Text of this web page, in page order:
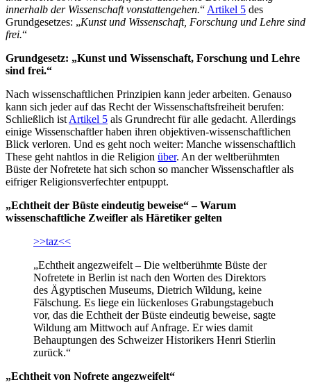
innerhalb der Wissenschaft vonstattengehen.“ Artikel 5 des
Grundgesetzes: „Kunst und Wissenschaft, Forschung und Lehre sind
frei.“
Grundgesetz: „Kunst und Wissenschaft, Forschung und Lehre
sind frei.“
Nach wissenschaftlichen Prinzipien kann jeder arbeiten. Genauso
kann sich jeder auf das Recht der Wissenschaftsfreiheit berufen:
Schließlich ist Artikel 5 als Grundrecht für alle gedacht. Allerdings
einige Wissenschaftler haben ihren objektiven-wissenschaftlichen
Blick verloren. Und es geht noch weiter: Manche wissenschaftlich
These geht nahtlos in die Religion über. An der weltberühmten
Büste der Nofretete hat sich schon so mancher Wissenschaftler als
eifriger Religionsverfechter entpuppt.
„Echtheit der Büste eindeutig beweise“ – Warum
wissenschaftliche Zweifler als Häretiker gelten
>>taz<<
„Echtheit angezweifelt – Die weltberühmte Büste der
Nofretete in Berlin ist nach den Worten des Direktors
des Ägyptischen Museums, Dietrich Wildung, keine
Fälschung. Es liege ein lückenloses Grabungstagebuch
vor, das die Echtheit der Büste eindeutig beweise, sagte
Wildung am Mittwoch auf Anfrage. Er wies damit
Behauptungen des Schweizer Historikers Henri Stierlin
zurück.“
„Echtheit von Nofrete angezweifelt“